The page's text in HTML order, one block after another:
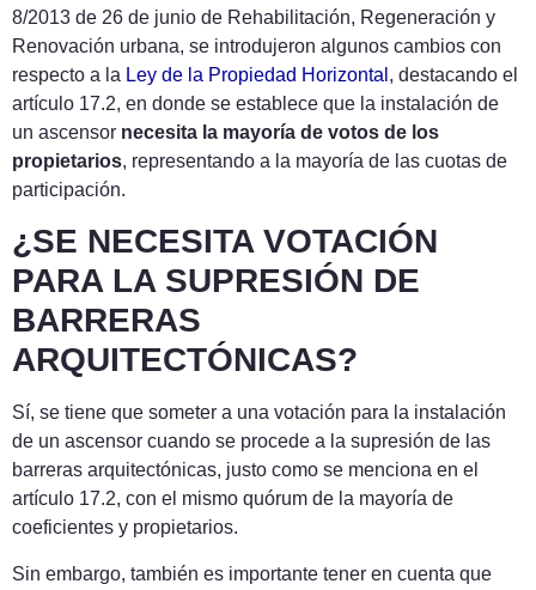
8/2013 de 26 de junio de Rehabilitación, Regeneración y
Renovación urbana, se introdujeron algunos cambios con
respecto a la Ley de la Propiedad Horizontal , destacando el
artículo 17.2, en donde se establece que la instalación de
un ascensor necesita la mayoría de votos de los
propietarios, representando a la mayoría de las cuotas de
participación.
¿SE NECESITA VOTACIÓN
PARA LA SUPRESIÓN DE
BARRERAS
ARQUITECTÓNICAS?
Sí, se tiene que someter a una votación para la instalación
de un ascensor cuando se procede a la supresión de las
barreras arquitectónicas, justo como se menciona en el
artículo 17.2, con el mismo quórum de la mayoría de
coeficientes y propietarios.
Sin embargo, también es importante tener en cuenta que